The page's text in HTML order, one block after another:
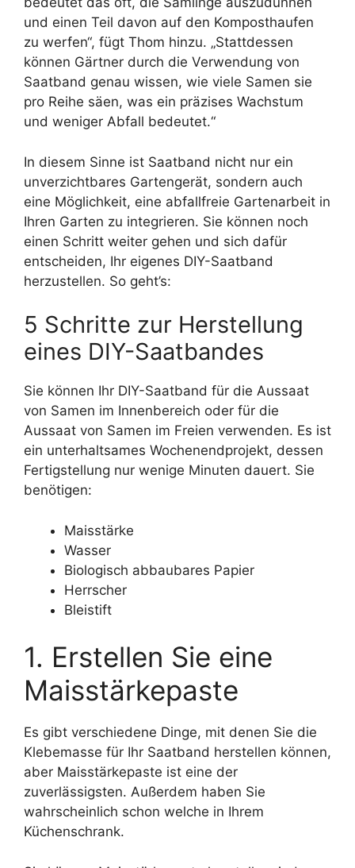
und einen Teil davon auf den Komposthaufen
zu werfen“, fügt Thom hinzu. „Stattdessen
können Gärtner durch die Verwendung von
Saatband genau wissen, wie viele Samen sie
pro Reihe säen, was ein präzises Wachstum
und weniger Abfall bedeutet.“
In diesem Sinne ist Saatband nicht nur ein
unverzichtbares Gartengerät, sondern auch
eine Möglichkeit, eine abfallfreie Gartenarbeit in
Ihren Garten zu integrieren. Sie können noch
einen Schritt weiter gehen und sich dafür
entscheiden, Ihr eigenes DIY-Saatband
herzustellen. So geht’s:
5 Schritte zur Herstellung
eines DIY-Saatbandes
Sie können Ihr DIY-Saatband für die Aussaat
von Samen im Innenbereich oder für die
Aussaat von Samen im Freien verwenden. Es ist
ein unterhaltsames Wochenendprojekt, dessen
Fertigstellung nur wenige Minuten dauert. Sie
benötigen:
Maisstärke
Wasser
Biologisch abbaubares Papier
Herrscher
Bleistift
1. Erstellen Sie eine
Maisstärkepaste
Es gibt verschiedene Dinge, mit denen Sie die
Klebemasse für Ihr Saatband herstellen können,
aber Maisstärkepaste ist eine der
zuverlässigsten. Außerdem haben Sie
wahrscheinlich schon welche in Ihrem
Küchenschrank.